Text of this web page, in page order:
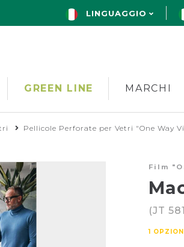
LINGUAGGIO
GREEN LINE MARCHI
Pellicole Perforate per Vetri "One Way
Film
(JT
1